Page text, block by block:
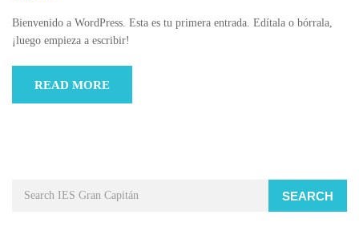
Bienvenido a WordPress. Esta es tu primera entrada. Edítala o bórrala,
¡luego empieza a escribir!
READ MORE
SEARCH